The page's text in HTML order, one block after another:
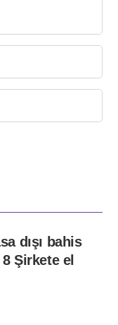
dışı bahis
Şirkete el